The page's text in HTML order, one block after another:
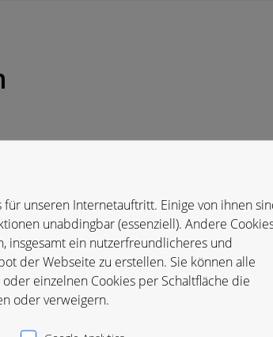
für unseren Internetauftritt. Einige von ihnen
unabdingbar (essenziell). Andere
insgesamt ein nutzerfreundlicheres und
der Webseite zu erstellen. Sie können alle
einzelnen Cookies per Schaltfläche die
oder verweigern.